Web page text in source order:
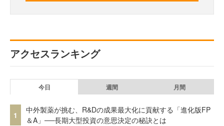
アクセスランキング
今日 週間 月間
1
中外製薬が挑む、R&Dの成果最大化に貢献する「進化版FP
＆A」──長期大型投資の意思決定の秘訣とは